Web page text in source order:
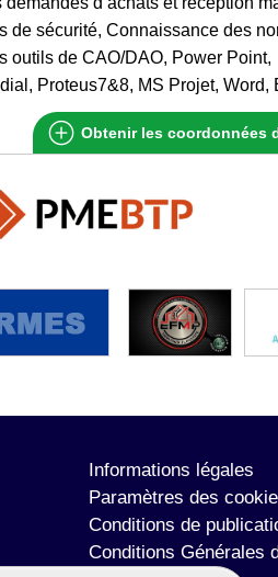
de sécurité, Connaissance des
outils de CAO/DAO, Power Point,
Proteus7&8, MS Projet, Word,
Obtenir les coordonnées
Informations légales
Paramètres des
Conditions de
Conditions Générales